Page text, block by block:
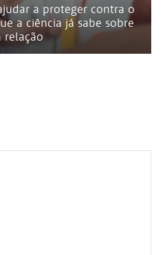
a proteger contra o
a ciência já sabe sobre
relação